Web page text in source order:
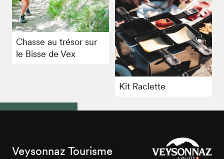
Chasse au trésor sur
le Bisse de Vex
Kit Raclette
Veysonnaz Tourisme